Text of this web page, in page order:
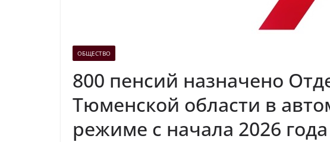
ОБЩЕСТВО
800 пенсий назначено
Тюменской области в
режиме с начала 2026 года